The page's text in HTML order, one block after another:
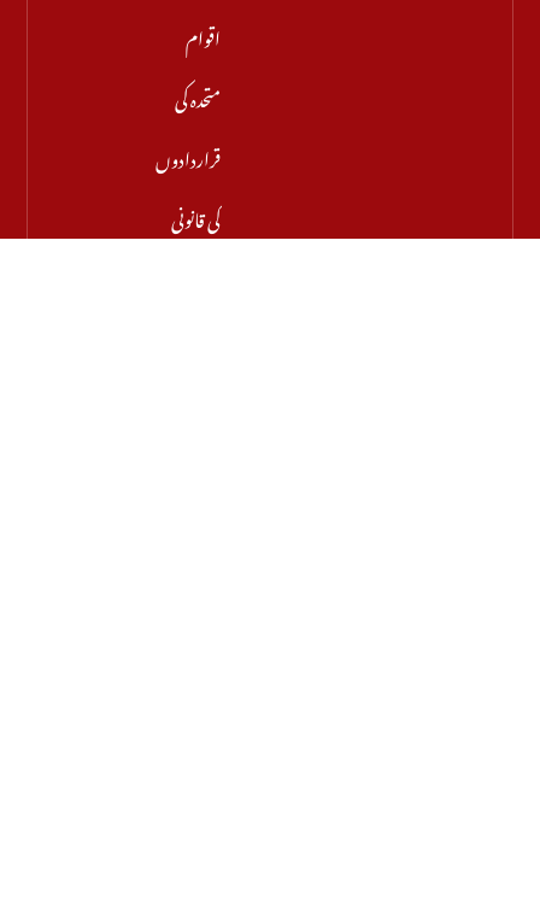
اقوام
متحدہ کی
قراردادوں
کی قانونی